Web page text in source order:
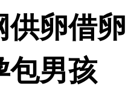
供卵借卵
包男孩